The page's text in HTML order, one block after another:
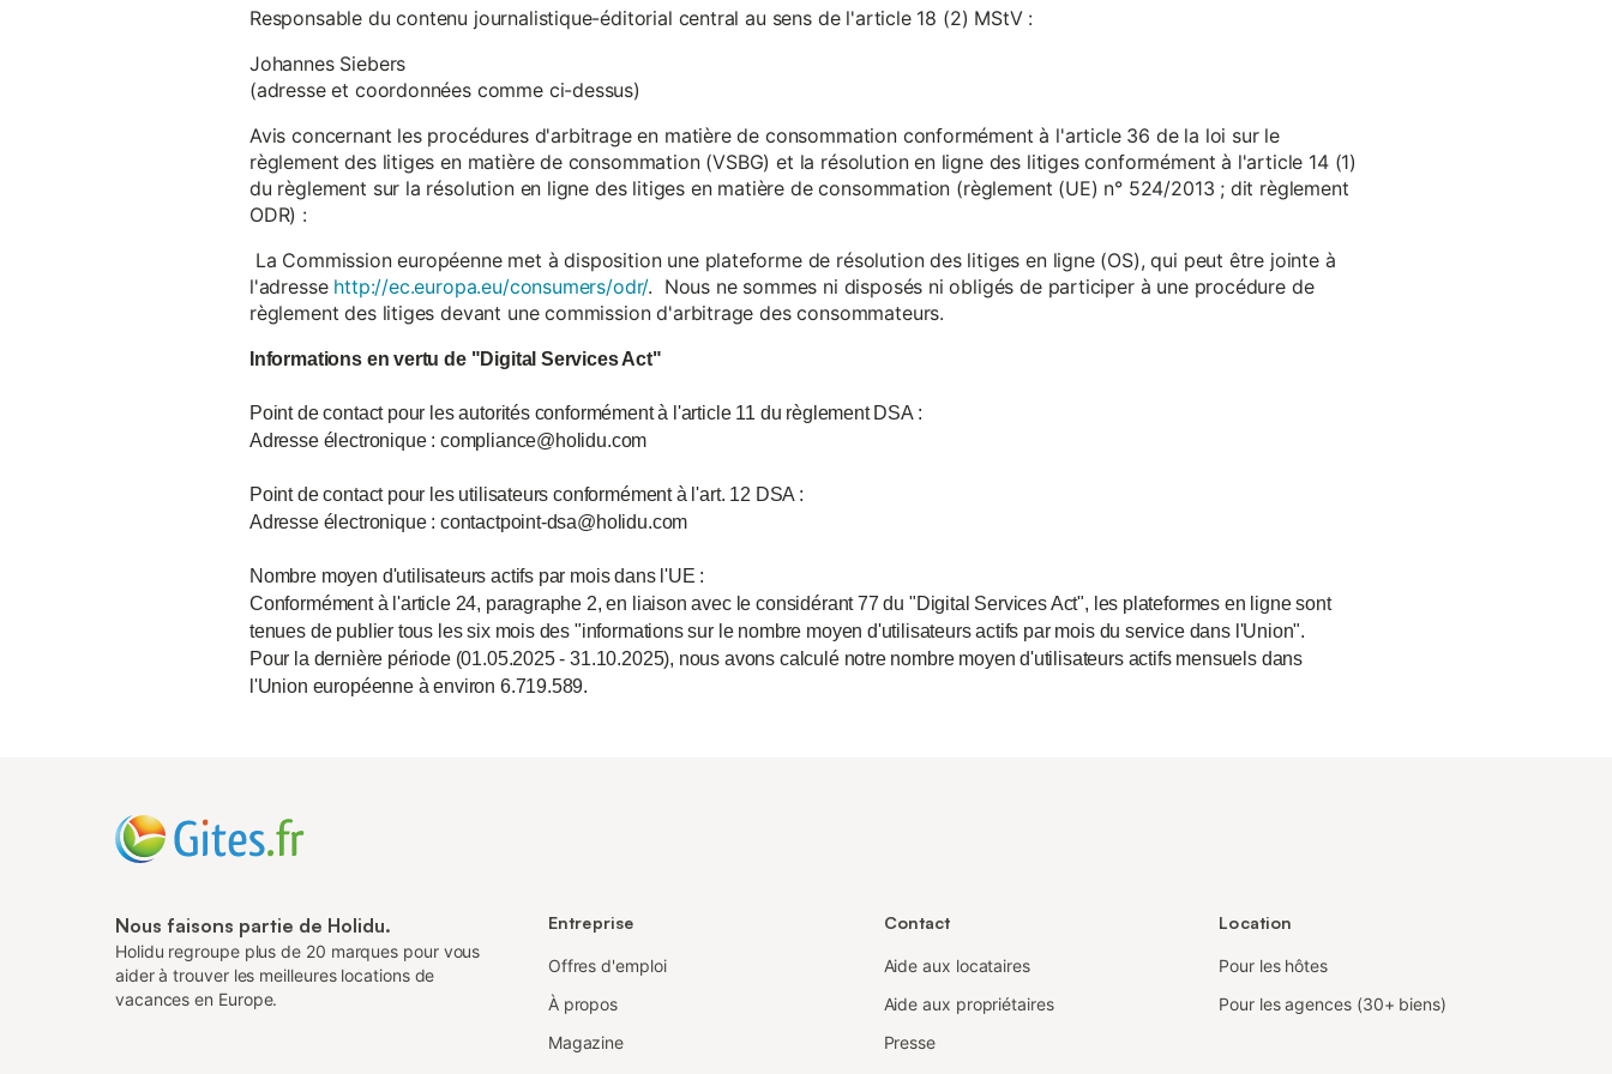
Responsable du contenu journalistique-éditorial central au sens de l'article 18 (2) MStV :
Johannes Siebers
(adresse et coordonnées comme ci-dessus)
Avis concernant les procédures d'arbitrage en matière de consommation conformément à l'article 36 de la loi sur le
règlement des litiges en matière de consommation (VSBG) et la résolution en ligne des litiges conformément à l'article 14 (1)
du règlement sur la résolution en ligne des litiges en matière de consommation (règlement (UE) n° 524/2013 ; dit règlement
ODR) :
La Commission européenne met à disposition une plateforme de résolution des litiges en ligne (OS), qui peut être jointe à
l'adresse http://ec.europa.eu/consumers/odr/. Nous ne sommes ni disposés ni obligés de participer à une procédure de
règlement des litiges devant une commission d'arbitrage des consommateurs.
Informations en vertu de "Digital Services Act"
Point de contact pour les autorités conformément à l'article 11 du règlement DSA :
Adresse électronique : compliance@holidu.com
Point de contact pour les utilisateurs conformément à l'art. 12 DSA :
Adresse électronique : contactpoint-dsa@holidu.com
Nombre moyen d'utilisateurs actifs par mois dans l'UE :
Conformément à l'article 24, paragraphe 2, en liaison avec le considérant 77 du "Digital Services Act", les plateformes en ligne sont
tenues de publier tous les six mois des "informations sur le nombre moyen d'utilisateurs actifs par mois du service dans l'Union".
Pour la dernière période (01.05.2025 - 31.10.2025), nous avons calculé notre nombre moyen d'utilisateurs actifs mensuels dans
l'Union européenne à environ 6.719.589.
Nous faisons partie de Holidu.
Holidu regroupe plus de 20 marques pour vous
aider à trouver les meilleures locations de
vacances en Europe.
Entreprise
Offres d'emploi
À propos
Magazine
Contact
Aide aux locataires
Aide aux propriétaires
Presse
Location
Pour les hôtes
Pour les agences (30+ biens)